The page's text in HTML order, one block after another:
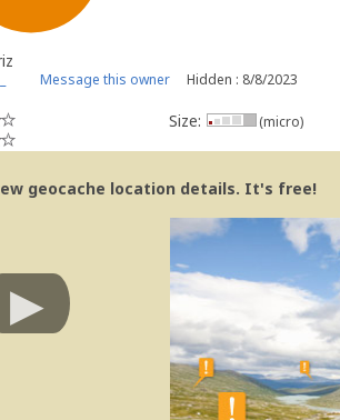
Message this owner Hidden : 8/8/2023
Size: (micro)
geocache location details. It's free!